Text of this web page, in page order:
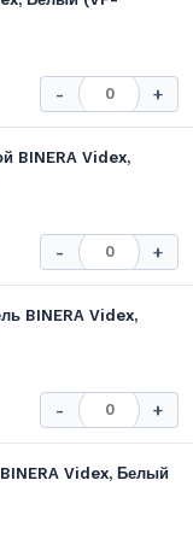
- +
BINERA Videx,
- +
BINERA Videx,
- +
Videx, Белый